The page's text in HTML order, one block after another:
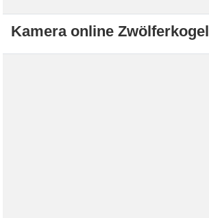
Kamera online Zwölferkogel